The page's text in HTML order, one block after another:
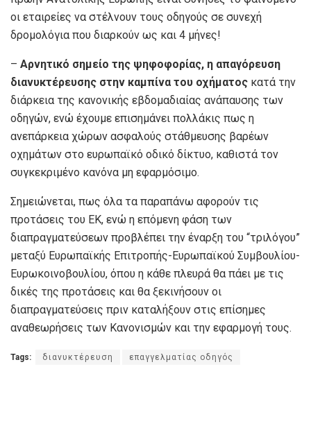
οι εταιρείες να στέλνουν τους οδηγούς σε συνεχή
δρομολόγια που διαρκούν ως και 4 μήνες!
– Αρνητικό σημείο της ψηφοφορίας, η απαγόρευση
διανυκτέρευσης στην καμπίνα του οχήματος κατά την
διάρκεια της κανονικής εβδομαδιαίας ανάπαυσης των
οδηγών, ενώ έχουμε επισημάνει πολλάκις πως η
ανεπάρκεια χώρων ασφαλούς στάθμευσης βαρέων
οχημάτων στο ευρωπαϊκό οδικό δίκτυο, καθιστά τον
συγκεκριμένο κανόνα μη εφαρμόσιμο.
Σημειώνεται, πως όλα τα παραπάνω αφορούν τις
προτάσεις του ΕΚ, ενώ η επόμενη φάση των
διαπραγματεύσεων προβλέπει την έναρξη του “τριλόγου”
μεταξύ Ευρωπαϊκής Επιτροπής-Ευρωπαϊκού Συμβουλίου-
Ευρωκοινοβουλίου, όπου η κάθε πλευρά θα πάει με τις
δικές της προτάσεις και θα ξεκινήσουν οι
διαπραγματεύσεις πριν καταλήξουν στις επίσημες
αναθεωρήσεις των Κανονισμών και την εφαρμογή τους.
Tags: διανυκτέρευση επαγγελματίας οδηγός